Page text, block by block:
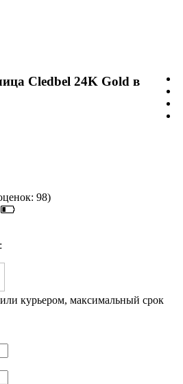
Cledbel 24K Gold в
98)
курьером, максимальный срок